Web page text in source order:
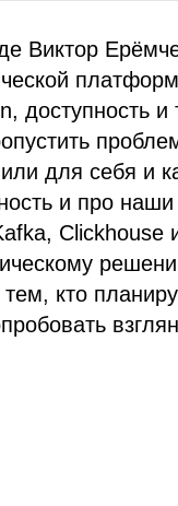
Виктор
доступность
для себя и
и про
тем, кто